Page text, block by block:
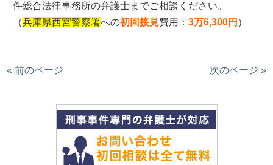
件総合法律事務所の弁護士までご相談ください。
（兵庫県西宮警察署への初回接見費用：3万6,300円 ）
« 前のページ 次のページ »